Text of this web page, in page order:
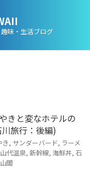
味・生活ブログ
きと変なホテルの
旅行：後編)
き, サンダーバード, ラーメ
山代温泉, 新幹線, 海鮮丼, 石
閣